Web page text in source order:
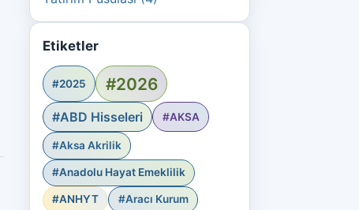
Etiketler
#2025 #2026
#ABD Hisseleri #AKSA
#Aksa Akrilik
#Anadolu Hayat Emeklilik
#ANHYT #Aracı Kurum